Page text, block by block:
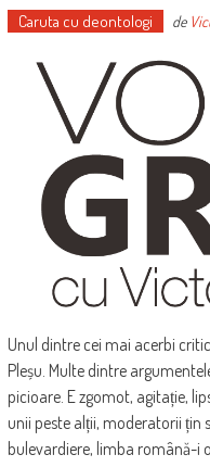
Caruta cu deontologi de
Unul dintre cei mai acerbi
Pleșu. Multe dintre
picioare. E zgomot, agitație,
unii peste alții, moderatorii țin
bulevardiere, limba română-i